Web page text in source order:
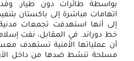
بواسطة طائرات دون طيار.
اتهامات مباشرة إلى باكستان
إلى أنها استهدفت تجمعات
خط دوراند. في المقابل، نفت إسلام
أن عملياتها الأمنية تستهدف
مسلحة تنشط ضدها من داخل